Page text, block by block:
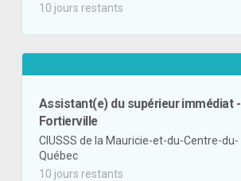
10 jours restants
Assistant(e) du supérieur immédiat -
Fortierville
CIUSSS de la Mauricie-et-du-Centre-du-
Québec
10 jours restants